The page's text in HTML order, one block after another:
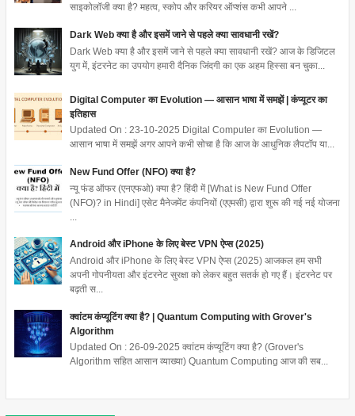
साइकोलॉजी क्या है? महत्व, स्कोप और करियर ऑप्शंस कभी आपने ...
Dark Web क्या है और इसमें जाने से पहले क्या सावधानी रखें?
Dark Web क्या है और इसमें जाने से पहले क्या सावधानी रखें? आज के डिजिटल
युग में, इंटरनेट का उपयोग हमारी दैनिक जिंदगी का एक अहम हिस्सा बन चुका...
Digital Computer का Evolution — आसान भाषा में समझें | कंप्यूटर का
इतिहास
Updated On : 23-10-2025 Digital Computer का Evolution —
आसान भाषा में समझें अगर आपने कभी सोचा है कि आज के आधुनिक लैपटॉप या...
New Fund Offer (NFO) क्या है?
न्यू फंड ऑफर (एनएफओ) क्या है? हिंदी में [What is New Fund Offer
(NFO)? in Hindi] एसेट मैनेजमेंट कंपनियों (एएमसी) द्वारा शुरू की गई नई योजना
Android और iPhone के लिए बेस्ट VPN ऐप्स (2025)
Android और iPhone के लिए बेस्ट VPN ऐप्स (2025) आजकल हम सभी
अपनी गोपनीयता और इंटरनेट सुरक्षा को लेकर बहुत सतर्क हो गए हैं। इंटरनेट पर
बढ़ती स...
क्वांटम कंप्यूटिंग क्या है? | Quantum Computing with Grover's
Algorithm
Updated On : 26-09-2025 क्वांटम कंप्यूटिंग क्या है? (Grover's
Algorithm सहित आसान व्याख्या) Quantum Computing आज की सब...